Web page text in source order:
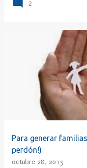
2
Para generar
perdón!)
octubre 28, 2013